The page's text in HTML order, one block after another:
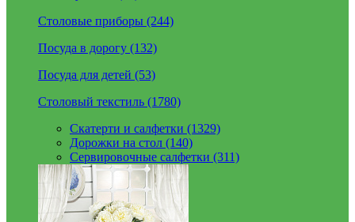
Столовые приборы (244)
Посуда в дорогу (132)
Посуда для детей (53)
Столовый текстиль (1780)
Скатерти и салфетки (1329)
Дорожки на стол (140)
Сервировочные салфетки (311)